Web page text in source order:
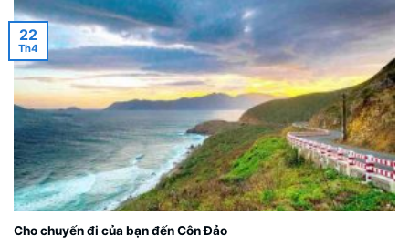
Cho chuyến đi của bạn đến Côn Đảo
22
Th4